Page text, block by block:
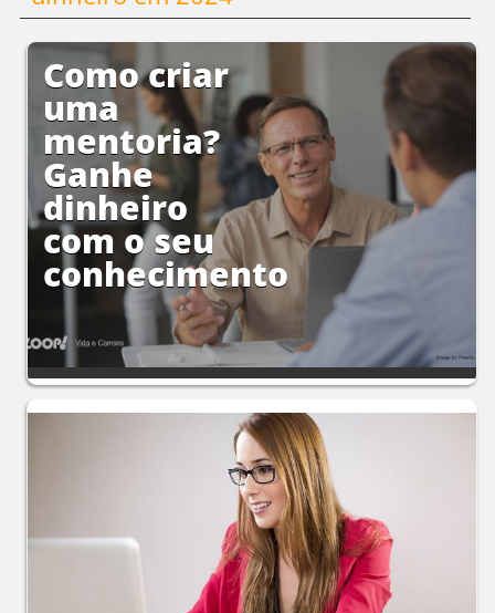
Como criar
uma
mentoria?
Ganhe
dinheiro
com o seu
conhecimento